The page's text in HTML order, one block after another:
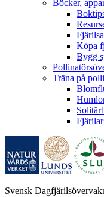
Böcker,
Köpa
Bygg
Träna på
Fjärilar
Svensk